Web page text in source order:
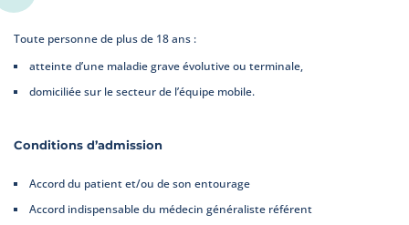
Toute personne de plus de 18 ans :
atteinte d’une maladie grave évolutive ou terminale,
domiciliée sur le secteur de l’équipe mobile.
Conditions d’admission
Accord du patient et/ou de son entourage
Accord indispensable du médecin généraliste référent